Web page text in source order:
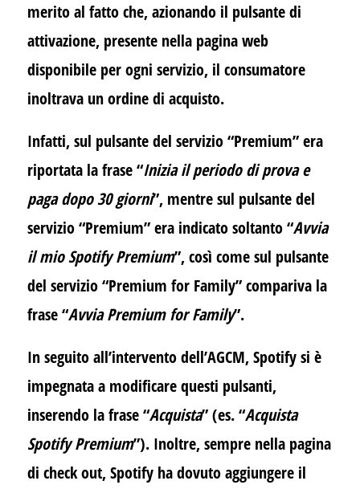
merito al fatto che, azionando il pulsante di
attivazione, presente nella pagina web
disponibile per ogni servizio, il consumatore
inoltrava un ordine di acquisto.
Infatti, sul pulsante del servizio “Premium” era
riportata la frase “Inizia il periodo di prova e
paga dopo 30 giorni”, mentre sul pulsante del
servizio “Premium” era indicato soltanto “Avvia
il mio Spotify Premium”, così come sul pulsante
del servizio “Premium for Family” compariva la
frase “Avvia Premium for Family”.
In seguito all’intervento dell’AGCM, Spotify si è
impegnata a modificare questi pulsanti,
inserendo la frase “Acquista” (es. “Acquista
Spotify Premium”). Inoltre, sempre nella pagina
di check out, Spotify ha dovuto aggiungere il